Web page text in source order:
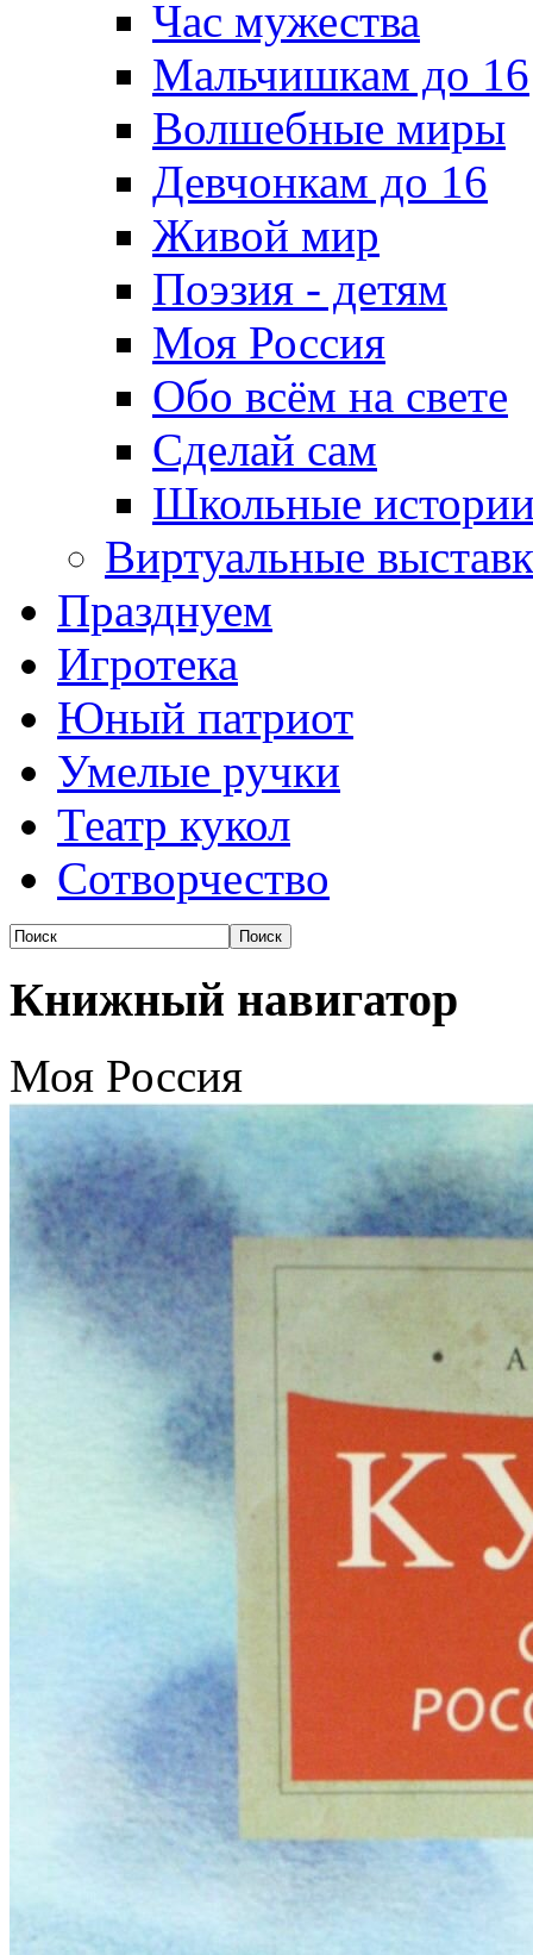
Час мужества
Мальчишкам до 16
Волшебные миры
Девчонкам до 16
Живой мир
Поэзия - детям
Моя Россия
Обо всём на свете
Сделай сам
Школьные
Виртуальные
Празднуем
Игротека
Юный патриот
Умелые ручки
Театр кукол
Сотворчество
Книжный навигатор
Моя Россия